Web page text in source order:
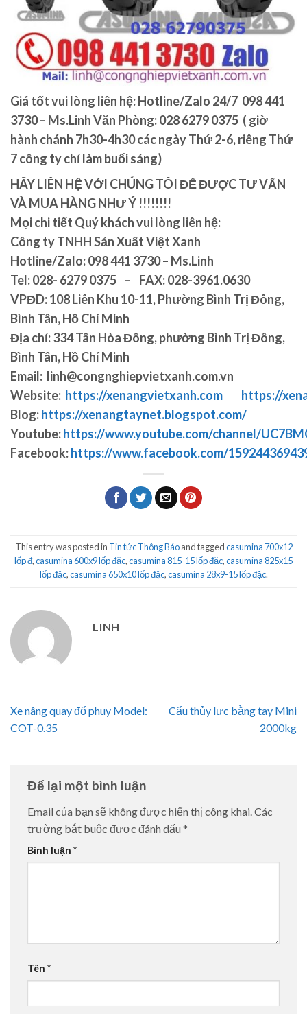
Giá tốt vui lòng liên hệ: Hotline/Zalo 24/7 098 441
3730 – Ms.Linh Văn Phòng: 028 6279 0375 ( giờ
hành chánh 7h30-4h30 các ngày Thứ 2-6, riêng Thứ
7 công ty chỉ làm buổi sáng)
HÃY LIÊN HỆ VỚI CHÚNG TÔI ĐỂ ĐƯỢC TƯ VẤN
VÀ MUA HÀNG NHƯ Ý !!!!!!!!
Mọi chi tiết Quý khách vui lòng liên hệ:
Công ty TNHH Sản Xuất Việt Xanh
Hotline/Zalo: 098 441 3730 – Ms.Linh
Tel: 028- 6279 0375 – FAX: 028-3961.0630
VPĐD: 108 Liên Khu 10-11, Phường Bình Trị Đông,
Bình Tân, Hồ Chí Minh
Địa chỉ: 334 Tân Hòa Đông, phường Bình Trị Đông,
Bình Tân, Hồ Chí Minh
Email: linh@congnghiepvietxanh.com.vn
Website: https://xenangvietxanh.com
https://
Blog:https://xenangtaynet.blogspot.com/
Youtube:https://www.youtube.com/channel/
Facebook:https://www.facebook.com/
This entry was posted in Tin tức Thông Báoand taggedcasumina 700x12
lốp đ,casumina 600x9 lốp đặc,casumina 815-15 lốp đặc,casumina 825x15
lốp đặc,casumina 650x10 lốp đặc,casumina 28x9-15 lốp đặc.
LINH
Xe nâng quay đổ phuy Model:
COT-0.35
Cẩu thủy lực bằng tay Mini
2000kg
Để lại một bình luận
Email của bạn sẽ không được hiển thị công khai. Các
trường bắt buộc được đánh dấu *
Bình luận *
Tên *